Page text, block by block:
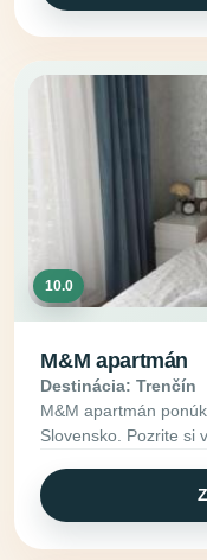
10.0
M&M apartmán
Destinácia: Trenčín
M&M apartmán
Slovensko. Pozrite si